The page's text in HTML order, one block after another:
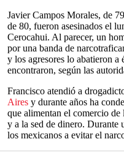
Javier Campos Morales, de
de 80, fueron asesinados el
Cerocahui. Al parecer, un
por una banda de
y los agresores lo abatieron a
encontraron, según las
Francisco atendió a
Aires y durante años ha
que alimentan el comercio
y a la sed de dinero. Durante
los mexicanos a evitar el